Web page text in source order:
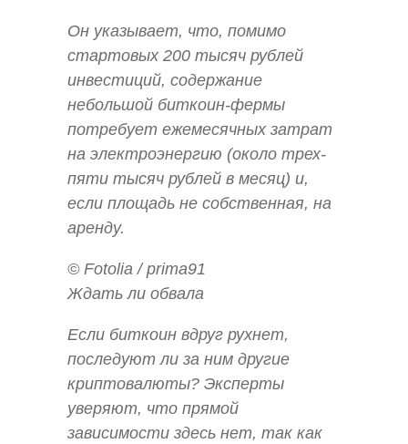
Он указывает, что, помимо
стартовых 200 тысяч рублей
инвестиций, содержание
небольшой биткоин-фермы
потребует ежемесячных затрат
на электроэнергию (около трех-
пяти тысяч рублей в месяц) и,
если площадь не собственная, на
аренду.
© Fotolia / prima91
Ждать ли обвала
Если биткоин вдруг рухнет,
последуют ли за ним другие
криптовалюты? Эксперты
уверяют, что прямой
зависимости здесь нет, так как